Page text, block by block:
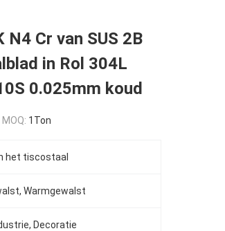
N4 Cr van SUS 2B
in Rol 304L
0.025mm koud
MOQ: 1Ton
het tiscostaal
Warmgewalst
Decoratie